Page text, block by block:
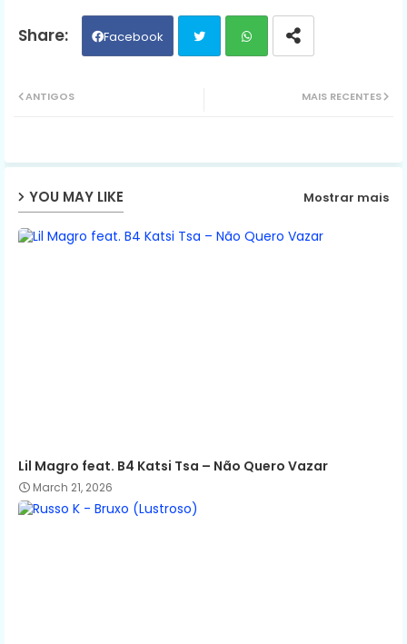
Facebook
ap
MAIS RECENTES
ANTIGOS
YOU MAY LIKE Mostrar mais
Lil Magro feat. B4 Katsi Tsa – Não Quero Vazar
March 21, 2026